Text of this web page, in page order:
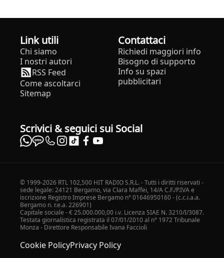
Link utili
Chi siamo
I nostri autori
RSS Feed
Come ascoltarci
Sitemap
Contattaci
Richiedi maggiori info
Bisogno di supporto
Info su spazi
pubblicitari
Scrivici & seguici sui Social
© 1999-2026 RTL 102,500 HIT RADIO S.R.L. - Tutti i diritti riservati -
sede legale: 24121 Bergamo, via Clara Maffei, 14/A C.F./P.IVA e
iscrizione Registro Imprese Bergamo n° 01646950160 - (c.c.i.a.a.
Bergamo n. r.e.a. 226901)
Capitale sociale - € 25.000.000,00 i.v. Licenza SIAE N. 3210/I/3087.
Testata giornalistica registrata il 07/01/2010 al n° 1972 Tribunale
Monza - Direttore Responsabile Ivana Faccioli
Cookie PolicyPrivacy Policy